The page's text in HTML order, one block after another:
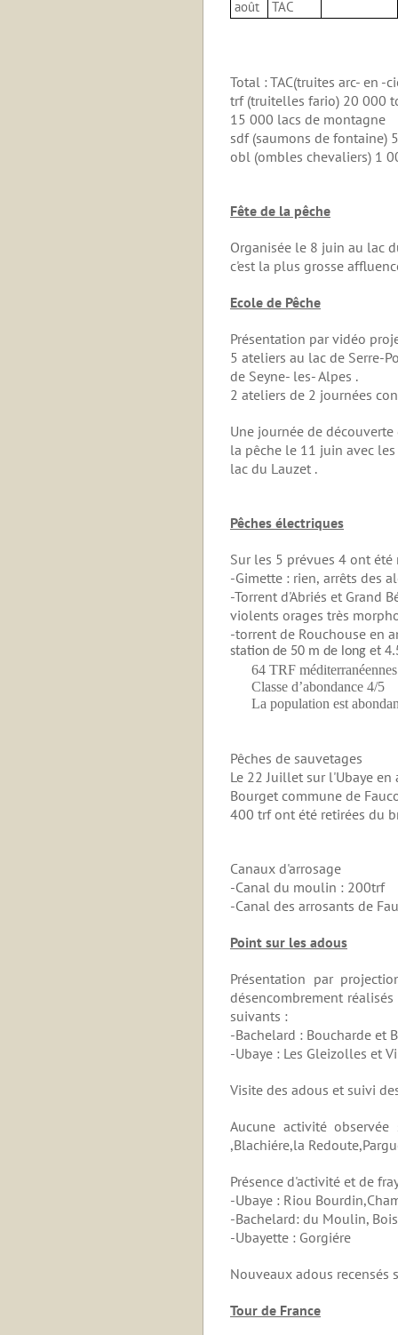
août TAC
Total : TAC(truites arc- en -
trf (truitelles fario) 20 000
15 000 lacs de montagne
sdf (saumons de fontaine)
obl (ombles chevaliers) 1
Fête de la pêche
Organisée le 8 juin au lac
c'est la plus grosse
Ecole de Pêche
Présentation par vidéo
5 ateliers au lac de Serre-
de Seyne- les- Alpes .
2 ateliers de 2 journées
Une journée de
la pêche le 11 juin avec
lac du Lauzet .
Pêches électriques
Sur les 5 prévues 4 ont
-Gimette : rien, arrêts des
-Torrent d'Abriés et Grand
violents orages très
-torrent de Rouchouse en
station de 50 m de long et
64 TRF méditerranéennes
Classe d’abondance 4/5
La population est
Pêches de sauvetages
Le 22 Juillet sur l'Ubaye
Bourget commune de
400 trf ont été retirées du
Canaux d'arrosage
-Canal du moulin : 200trf
-Canal des arrosants de
Point sur les adous
Présentation par
désencombrement
suivants :
-Bachelard : Boucharde et
-Ubaye : Les Gleizolles et
Visite des adous et suivi
Aucune activité
,Blachiére,la
Présence d'activité et de
-Ubaye : Riou
-Bachelard: du Moulin,
-Ubayette : Gorgiére
Nouveaux adous recensés
Tour de France